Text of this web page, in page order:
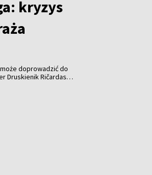
kryzys
doprowadzić do
Druskienik Ričardas